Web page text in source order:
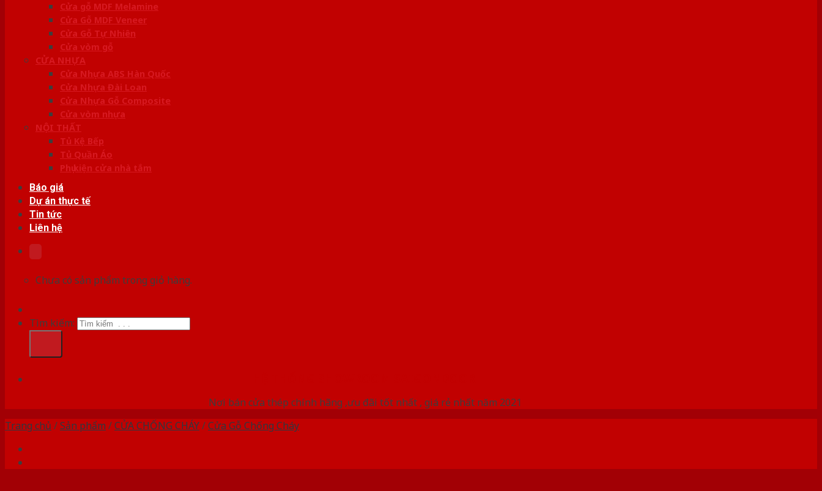
Cửa gỗ MDF Melamine
Cửa Gỗ MDF Veneer
Cửa Gỗ Tự Nhiên
Cửa vòm gỗ
CỬA NHỰA
Cửa Nhựa ABS Hàn Quốc
Cửa Nhựa Đài Loan
Cửa Nhựa Gỗ Composite
Cửa vòm nhựa
NỘI THẤT
Tủ Kệ Bếp
Tủ Quần Áo
Phụ kiện cửa nhà tắm
Báo giá
Dự án thực tế
Tin tức
Liên hệ
Chưa có sản phẩm trong giỏ hàng.
Tìm kiếm:
Nơi bán cửa thép chính hãng ,ưu đãi tốt nhất , giá rẻ nhất năm 2021
Trang chủ /Sản phẩm /CỬA CHỐNG CHÁY/Cửa Gỗ Chống Cháy